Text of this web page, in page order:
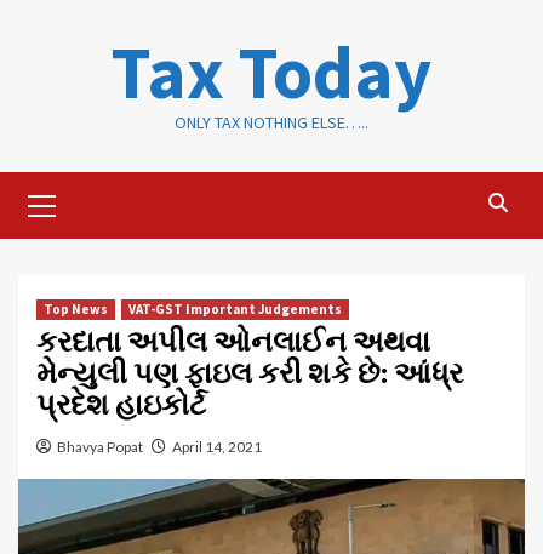
Tax Today
ONLY TAX NOTHING ELSE…..
Menu
Top News VAT-GST Important Judgements
કરદાતા અપીલ ઓનલાઈન અથવા
મેન્યુલી પણ ફાઇલ કરી શકે છે: આંધ્ર
પ્રદેશ હાઇકોર્ટ
Bhavya Popat April 14, 2021